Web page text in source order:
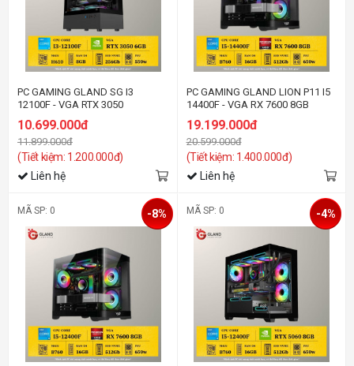
PC GAMING GLAND SG I3
12100F - VGA RTX 3050
10.699.000đ
11.899.000đ
(Tiết kiệm: 1.200.000đ)
Liên hệ
PC GAMING GLAND LION P11 I5
14400F - VGA RX 7600 8GB
19.199.000đ
20.599.000đ
(Tiết kiệm: 1.400.000đ)
Liên hệ
MÃ SP: 0 -8% MÃ SP: 0 -4%